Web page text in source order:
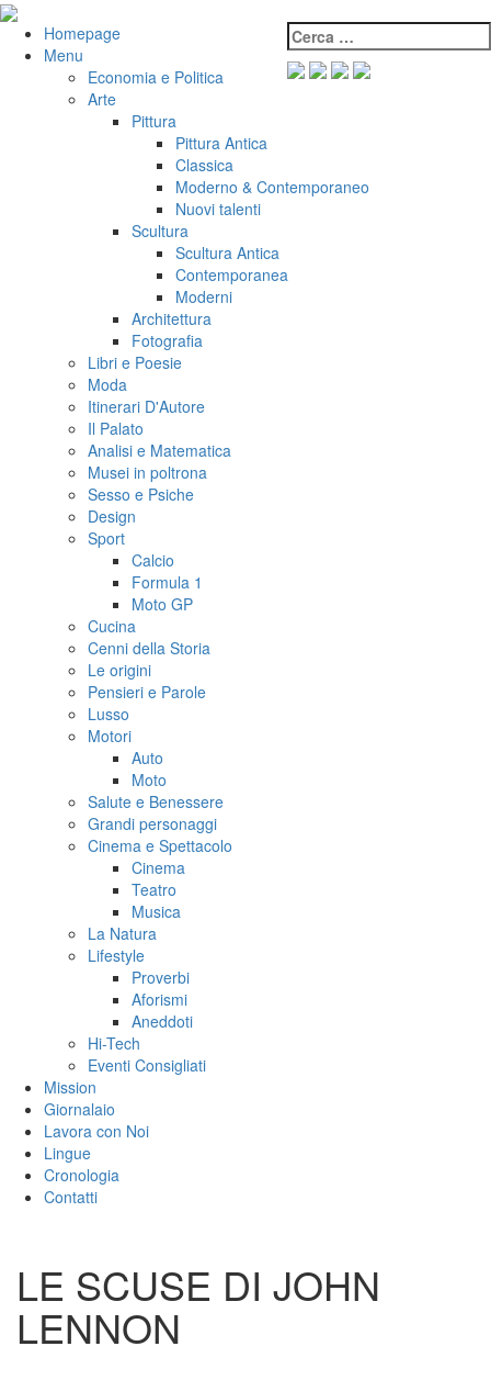
Salta
contenuto
VeniVidiVici Cerca:
Homepage
Menu
Economia e Politica
Arte
Pittura
Pittura Antica
Classica
Moderno & Contemporaneo
Nuovi talenti
Scultura
Scultura Antica
Contemporanea
Moderni
Architettura
Fotografia
Libri e Poesie
Moda
Itinerari D'Autore
Il Palato
Analisi e Matematica
Musei in poltrona
Sesso e Psiche
Design
Sport
Calcio
Formula 1
Moto GP
Cucina
Cenni della Storia
Le origini
Pensieri e Parole
Lusso
Motori
Auto
Moto
Salute e Benessere
Grandi personaggi
Cinema e Spettacolo
Cinema
Teatro
Musica
La Natura
Lifestyle
Proverbi
Aforismi
Aneddoti
Hi-Tech
Eventi Consigliati
Mission
Giornalaio
Lavora con Noi
Lingue
Cronologia
Contatti
LE SCUSE DI JOHN
LENNON